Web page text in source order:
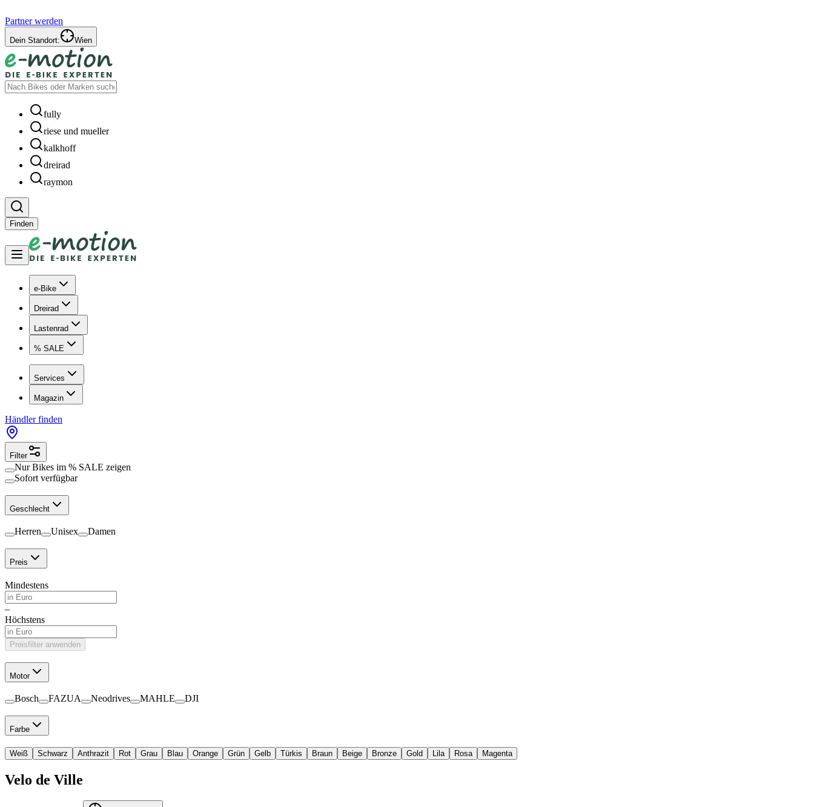
Partner werden
Dein Standort: Wien
fully
riese und mueller
kalkhoff
dreirad
raymon
Finden
e-Bike
Dreirad
Lastenrad
% SALE
Services
Magazin
Händler finden
Filter
Nur Bikes im % SALE zeigen
Sofort verfügbar
Geschlecht
Herren Unisex Damen
Preis
Mindestens
–
Höchstens
Preisfilter anwenden
Motor
Bosch FAZUA Neodrives MAHLE DJI
Farbe
Weiß Schwarz Anthrazit Rot Grau Blau Orange Grün Gelb Türkis Braun Beige Bronze Gold Lila Rosa Magenta
Velo de Ville